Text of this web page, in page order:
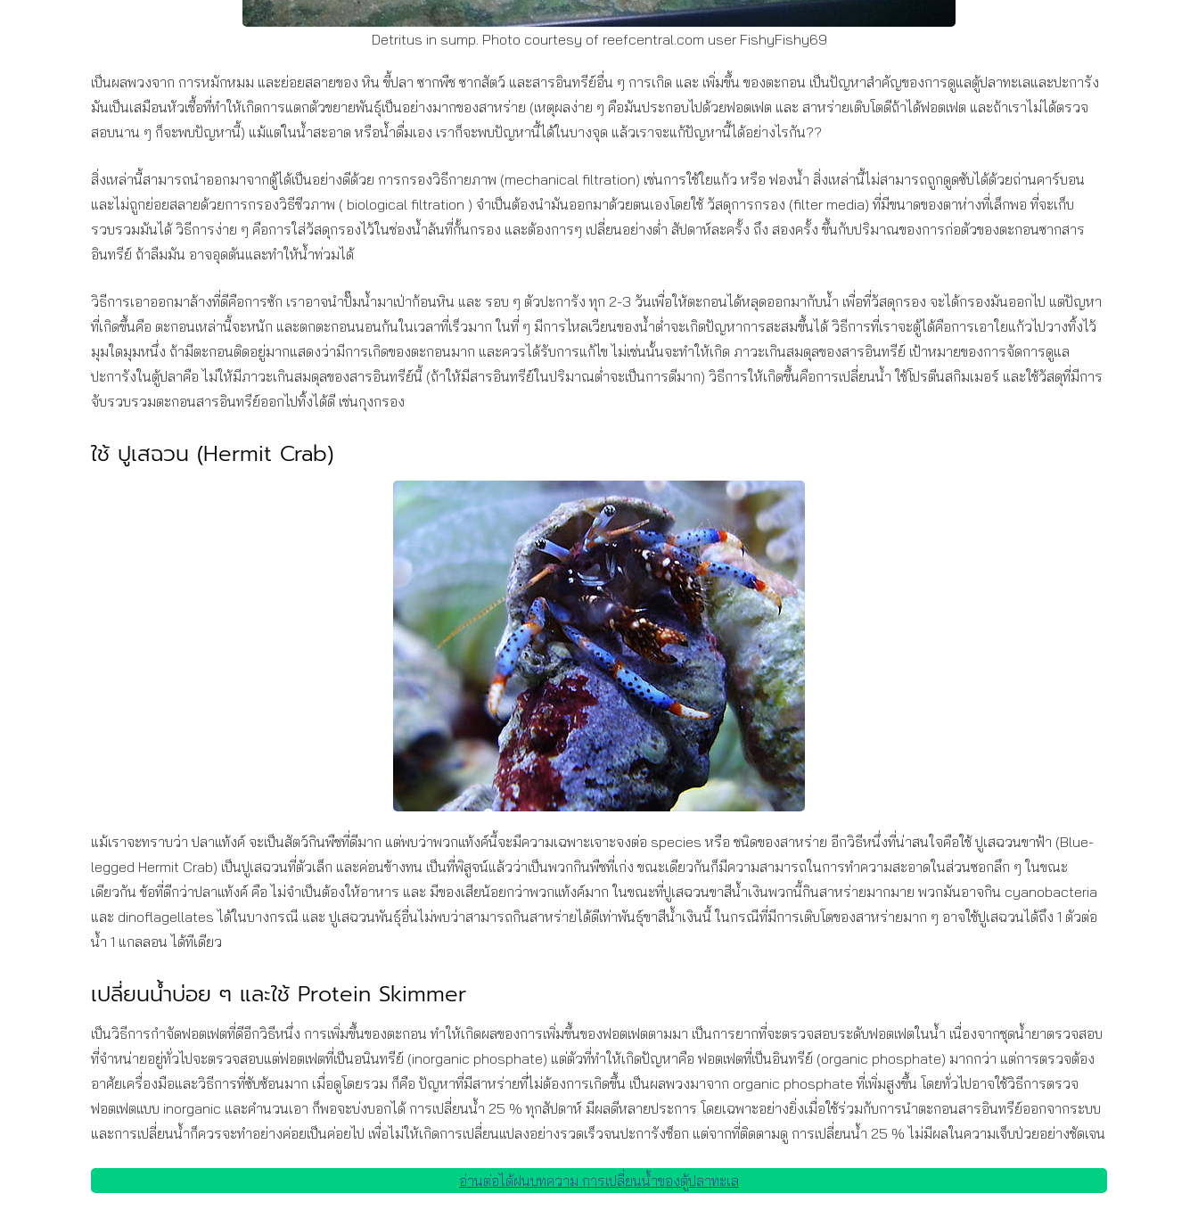
Detritus in sump. Photo courtesy of reefcentral.com user FishyFishy69
เป็นผลพวงจาก การหมักหมม และย่อยสลายของ หิน ขี้ปลา ซากพืช ซากสัตว์ และสารอินทรีย์อื่น ๆ การเกิด และ เพิ่มขึ้น ของตะกอน เป็นปัญหาสำคัญของการดูแลตู้ปลาทะเลและปะการัง
มันเป็นเสมือนหัวเชื้อที่ทำให้เกิดการแตกตัวขยายพันธุ์เป็นอย่างมากของสาหร่าย (เหตุผลง่าย ๆ คือมันประกอบไปด้วยฟอตเฟต และ สาหร่ายเติบโตดีถ้าได้ฟอตเฟต และถ้าเราไม่ได้ตรวจ
สอบนาน ๆ ก็จะพบปัญหานี้) แม้แต่ในน้ำสะอาด หรือน้ำดื่มเอง เราก็จะพบปัญหานี้ได้ในบางจุด แล้วเราจะแก้ปัญหานี้ได้อย่างไรกัน??
สิ่งเหล่านี้สามารถนำออกมาจากตู้ได้เป็นอย่างดีด้วย การกรองวิธีกายภาพ (mechanical filtration) เช่นการใช้ใยแก้ว หรือ ฟองน้ำ สิ่งเหล่านี้ไม่สามารถถูกดูดซับได้ด้วยถ่านคาร์บอน
และไม่ถูกย่อยสลายด้วยการกรองวิธีชีวภาพ ( biological filtration ) จำเป็นต้องนำมันออกมาด้วยตนเองโดยใช้ วัสดุการกรอง (filter media) ที่มีขนาดของตาห่างที่เล็กพอ ที่จะเก็บ
รวบรวมมันได้ วิธีการง่าย ๆ คือการใส่วัสดุกรองไว้ในช่องน้ำล้นที่กั้นกรอง และต้องการๆ เปลี่ยนอย่างต่ำ สัปดาห์ละครั้ง ถึง สองครั้ง ขึ้นกับปริมาณของการก่อตัวของตะกอนซากสาร
อินทรีย์ ถ้าลืมมัน อาจอุดตันและทำให้น้ำท่วมได้
วิธีการเอาออกมาล้างที่ดีคือการซัก เราอาจนำปั๊มน้ำมาเป่าก้อนหิน และ รอบ ๆ ตัวปะการัง ทุก 2-3 วันเพื่อให้ตะกอนได้หลุดออกมากับน้ำ เพื่อที่วัสดุกรอง จะได้กรองมันออกไป แต่ปัญหา
ที่เกิดขึ้นคือ ตะกอนเหล่านี้จะหนัก และตกตะกอนนอนก้นในเวลาที่เร็วมาก ในที่ ๆ มีการไหลเวียนของน้ำต่ำจะเกิดปัญหาการสะสมขึ้นได้ วิธีการที่เราจะตู้ได้คือการเอาใยแก้วไปวางทิ้งไว้
มุมใดมุมหนึ่ง ถ้ามีตะกอนติดอยู่มากแสดงว่ามีการเกิดของตะกอนมาก และควรได้รับการแก้ไข ไม่เช่นนั้นจะทำให้เกิด ภาวะเกินสมดุลของสารอินทรีย์ เป้าหมายของการจัดการดูแล
ปะการังในตู้ปลาคือ ไม่ให้มีภาวะเกินสมดุลของสารอินทรีย์นี้ (ถ้าให้มีสารอินทรีย์ในปริมาณต่ำจะเป็นการดีมาก) วิธีการให้เกิดขึ้นคือการเปลี่ยนน้ำ ใช้โปรตีนสกิมเมอร์ และใช้วัสดุที่มีการ
จับรวบรวมตะกอนสารอินทรีย์ออกไปทิ้งได้ดี เช่นกุงกรอง
ใช้ ปูเสฉวน (Hermit Crab)
แม้เราจะทราบว่า ปลาแท้งค์ จะเป็นสัตว์กินพืชที่ดีมาก แต่พบว่าพวกแท้งค์นี้จะมีความเฉพาะเจาะจงต่อ species หรือ ชนิดของสาหร่าย อีกวิธีหนึ่งที่น่าสนใจคือใช้ ปูเสฉวนขาฟ้า (Blue-
legged Hermit Crab) เป็นปูเสฉวนที่ตัวเล็ก และค่อนข้างทน เป็นที่พิสูจน์แล้วว่าเป็นพวกกินพืชที่เก่ง ขณะเดียวกันก็มีความสามารถในการทำความสะอาดในส่วนซอกลึก ๆ ในขณะ
เดียวกัน ข้อที่ดีกว่าปลาแท้งค์ คือ ไม่จำเป็นต้องให้อาหาร และ มีของเสียน้อยกว่าพวกแท้งค์มาก ในขณะที่ปูเสฉวนขาสีน้ำเงินพวกนี้กินสาหร่ายมากมาย พวกมันอาจกิน cyanobacteria
และ dinoflagellates ได้ในบางกรณี และ ปูเสฉวนพันธุ์อื่นไม่พบว่าสามารถกินสาหร่ายได้ดีเท่าพันธุ์ขาสีน้ำเงินนี้ ในกรณีที่มีการเติบโตของสาหร่ายมาก ๆ อาจใช้ปูเสฉวนได้ถึง 1 ตัวต่อ
น้ำ 1 แกลลอน ได้ทีเดียว
เปลี่ยนน้ำบ่อย ๆ และใช้ Protein Skimmer
เป็นวิธีการกำจัดฟอตเฟตที่ดีอีกวิธีหนึ่ง การเพิ่มขึ้นของตะกอน ทำให้เกิดผลของการเพิ่มขึ้นของฟอตเฟตตามมา เป็นการยากที่จะตรวจสอบระดับฟอตเฟตในน้ำ เนื่องจากชุดน้ำยาตรวจสอบ
ที่จำหน่ายอยู่ทั่วไปจะตรวจสอบแต่ฟอตเฟตที่เป็นอนินทรีย์ (inorganic phosphate) แต่ตัวที่ทำให้เกิดปัญหาคือ ฟอตเฟตที่เป็นอินทรีย์ (organic phosphate) มากกว่า แต่การตรวจต้อง
อาศัยเครื่องมือและวิธีการที่ซับซ้อนมาก เมื่อดูโดยรวม ก็คือ ปัญหาที่มีสาหร่ายที่ไม่ต้องการเกิดขึ้น เป็นผลพวงมาจาก organic phosphate ที่เพิ่มสูงขึ้น โดยทั่วไปอาจใช้วิธีการตรวจ
ฟอตเฟตแบบ inorganic และคำนวนเอา ก็พอจะบ่งบอกได้ การเปลี่ยนน้ำ 25 % ทุกสัปดาห์ มีผลดีหลายประการ โดยเฉพาะอย่างยิ่งเมื่อใช้ร่วมกับการนำตะกอนสารอินทรีย์ออกจากระบบ
และการเปลี่ยนน้ำก็ควรจะทำอย่างค่อยเป็นค่อยไป เพื่อไม่ให้เกิดการเปลี่ยนแปลงอย่างรวดเร็วจนปะการังช็อก แต่จากที่ติดตามดู การเปลี่ยนน้ำ 25 % ไม่มีผลในความเจ็บป่วยอย่างชัดเจน
อ่านต่อได้ฝนบทความ การเปลี่ยนน้ำของตู้ปลาทะเล